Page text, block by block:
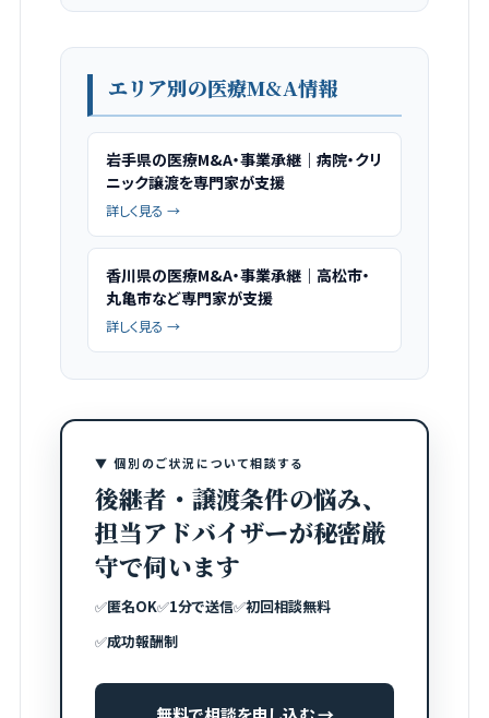
エリア別の医療M&A情報
岩手県の医療M&A・事業承継｜病院・クリ
ニック譲渡を専門家が支援
詳しく見る →
香川県の医療M&A・事業承継｜高松市・
丸亀市など専門家が支援
詳しく見る →
▼ 個別のご状況について相談する
後継者・譲渡条件の悩み、
担当アドバイザーが秘密厳
守で伺います
✅匿名OK✅1分で送信✅初回相談無料
✅成功報酬制